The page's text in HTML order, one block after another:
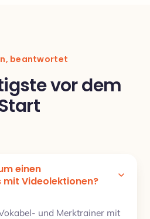
beantwortet
vor dem
einen
mit Videolektionen?
und Merktrainer mit